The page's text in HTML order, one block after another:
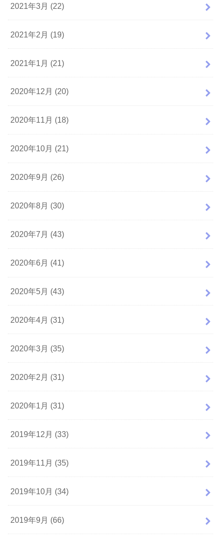
2021年3月 (22)
2021年2月 (19)
2021年1月 (21)
2020年12月 (20)
2020年11月 (18)
2020年10月 (21)
2020年9月 (26)
2020年8月 (30)
2020年7月 (43)
2020年6月 (41)
2020年5月 (43)
2020年4月 (31)
2020年3月 (35)
2020年2月 (31)
2020年1月 (31)
2019年12月 (33)
2019年11月 (35)
2019年10月 (34)
2019年9月 (66)